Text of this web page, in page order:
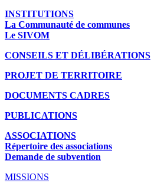
INSTITUTIONS
La Communauté de communes
Le SIVOM
CONSEILS ET DÉLIBÉRATIONS
PROJET DE TERRITOIRE
DOCUMENTS CADRES
PUBLICATIONS
ASSOCIATIONS
Répertoire des associations
Demande de subvention
MISSIONS